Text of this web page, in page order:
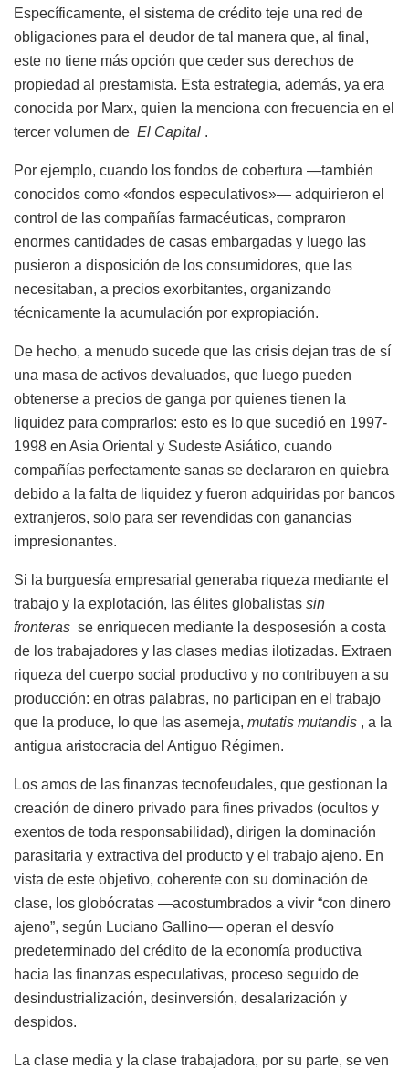
Específicamente, el sistema de crédito teje una red de
obligaciones para el deudor de tal manera que, al final,
este no tiene más opción que ceder sus derechos de
propiedad al prestamista. Esta estrategia, además, ya era
conocida por Marx, quien la menciona con frecuencia en el
tercer volumen de El Capital .
Por ejemplo, cuando los fondos de cobertura —también
conocidos como «fondos especulativos»— adquirieron el
control de las compañías farmacéuticas, compraron
enormes cantidades de casas embargadas y luego las
pusieron a disposición de los consumidores, que las
necesitaban, a precios exorbitantes, organizando
técnicamente la acumulación por expropiación.
De hecho, a menudo sucede que las crisis dejan tras de sí
una masa de activos devaluados, que luego pueden
obtenerse a precios de ganga por quienes tienen la
liquidez para comprarlos: esto es lo que sucedió en 1997-
1998 en Asia Oriental y Sudeste Asiático, cuando
compañías perfectamente sanas se declararon en quiebra
debido a la falta de liquidez y fueron adquiridas por bancos
extranjeros, solo para ser revendidas con ganancias
impresionantes.
Si la burguesía empresarial generaba riqueza mediante el
trabajo y la explotación, las élites globalistas sin
fronteras se enriquecen mediante la desposesión a costa
de los trabajadores y las clases medias ilotizadas. Extraen
riqueza del cuerpo social productivo y no contribuyen a su
producción: en otras palabras, no participan en el trabajo
que la produce, lo que las asemeja, mutatis mutandis , a la
antigua aristocracia del Antiguo Régimen.
Los amos de las finanzas tecnofeudales, que gestionan la
creación de dinero privado para fines privados (ocultos y
exentos de toda responsabilidad), dirigen la dominación
parasitaria y extractiva del producto y el trabajo ajeno. En
vista de este objetivo, coherente con su dominación de
clase, los globócratas —acostumbrados a vivir “con dinero
ajeno”, según Luciano Gallino— operan el desvío
predeterminado del crédito de la economía productiva
hacia las finanzas especulativas, proceso seguido de
desindustrialización, desinversión, desalarización y
despidos.
La clase media y la clase trabajadora, por su parte, se ven